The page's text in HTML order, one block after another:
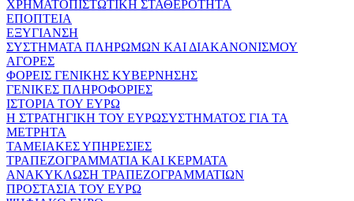
ΧΡΗΜΑΤΟΠΙΣΤΩΤΙΚΗ ΣΤΑΘΕΡΟΤΗΤΑ
ΕΠΟΠΤΕΙΑ
ΕΞΥΓΙΑΝΣΗ
ΣΥΣΤΗΜΑΤΑ ΠΛΗΡΩΜΩΝ ΚΑΙ ΔΙΑΚΑΝΟΝΙΣΜΟΥ
ΑΓΟΡΕΣ
ΦΟΡΕΙΣ ΓΕΝΙΚΗΣ ΚΥΒΕΡΝΗΣΗΣ
ΓΕΝΙΚΕΣ ΠΛΗΡΟΦΟΡΙΕΣ
ΙΣΤΟΡΙΑ ΤΟΥ ΕΥΡΩ
Η ΣΤΡΑΤΗΓΙΚΗ ΤΟΥ ΕΥΡΩΣΥΣΤΗΜΑΤΟΣ ΓΙΑ ΤΑ
ΜΕΤΡΗΤΑ
ΤΑΜΕΙΑΚΕΣ ΥΠΗΡΕΣΙΕΣ
ΤΡΑΠΕΖΟΓΡΑΜΜΑΤΙΑ ΚΑΙ ΚΕΡΜΑΤΑ
ΑΝΑΚΥΚΛΩΣΗ ΤΡΑΠΕΖΟΓΡΑΜΜΑΤΙΩΝ
ΠΡΟΣΤΑΣΙΑ ΤΟΥ ΕΥΡΩ